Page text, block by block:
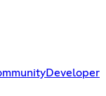
Developer